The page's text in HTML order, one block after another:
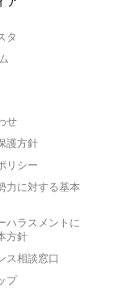
タ
せ
護方針
リシー
力に対する基本
ハラスメントに
方針
ス相談窓口
プ